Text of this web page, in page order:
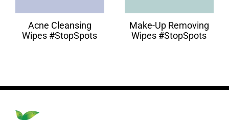
Acne Cleansing
Wipes #StopSpots
Make-Up Removing
Wipes #StopSpots